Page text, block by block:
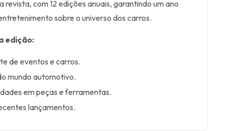
revista, com 12 edições anuais, garantindo um ano
sobre o universo dos carros.
edição:
de eventos e carros.
mundo automotivo.
em peças e ferramentas.
lançamentos.